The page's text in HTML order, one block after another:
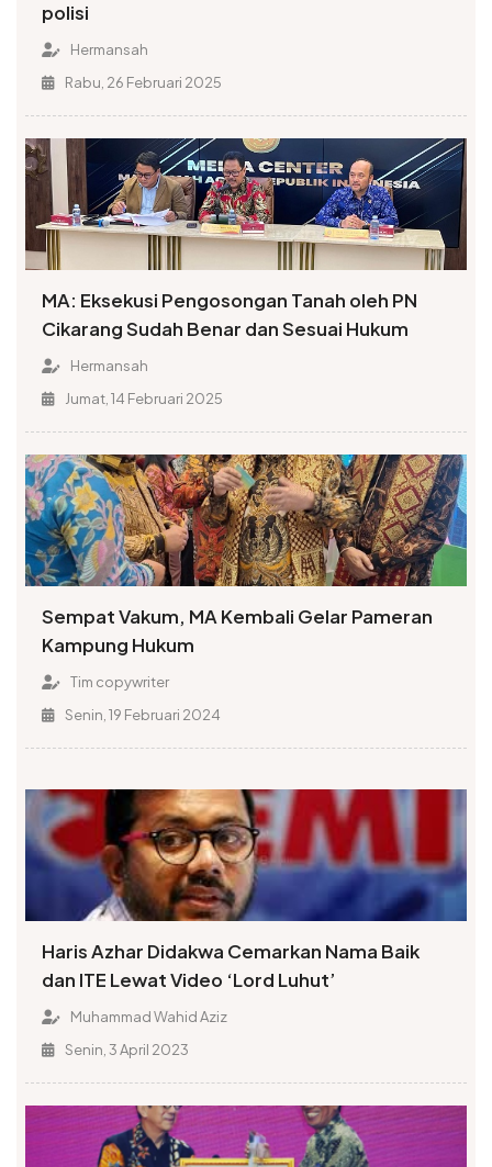
polisi
Hermansah
Rabu, 26 Februari 2025
MA: Eksekusi Pengosongan Tanah oleh PN
Cikarang Sudah Benar dan Sesuai Hukum
Hermansah
Jumat, 14 Februari 2025
Sempat Vakum, MA Kembali Gelar Pameran
Kampung Hukum
Tim copywriter
Senin, 19 Februari 2024
Haris Azhar Didakwa Cemarkan Nama Baik
dan ITE Lewat Video ‘Lord Luhut’
Muhammad Wahid Aziz
Senin, 3 April 2023